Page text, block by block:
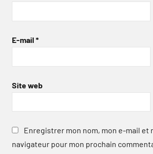
E-mail *
Site web
Enregistrer mon nom, mon e-mail et
navigateur pour mon prochain